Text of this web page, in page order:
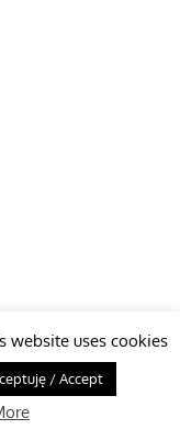
website uses cookies
/ Accept